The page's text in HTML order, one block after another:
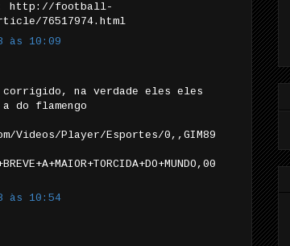
http://football-
76517974.html
às 10:09
na verdade eles eles
do flamengo
Videos/Player/Esportes/0,,GIM89
às 10:54